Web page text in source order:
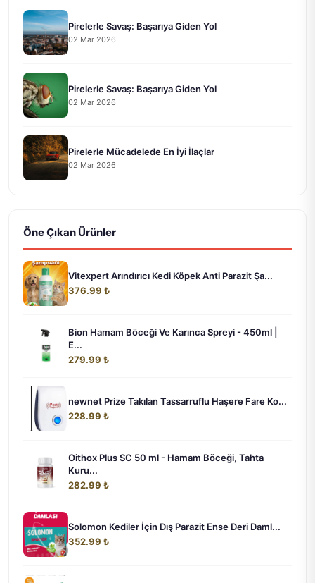
Pirelerle Savaş: Başarıya Giden Yol
02 Mar 2026
Pirelerle Savaş: Başarıya Giden Yol
02 Mar 2026
Pirelerle Mücadelede En İyi İlaçlar
02 Mar 2026
Öne Çıkan Ürünler
Vitexpert Arındırıcı Kedi Köpek Anti Parazit Şa...
376.99 ₺
Bion Hamam Böceği Ve Karınca Spreyi - 450ml |
E...
279.99 ₺
newnet Prize Takılan Tassarruflu Haşere Fare Ko...
228.99 ₺
Oithox Plus SC 50 ml - Hamam Böceği, Tahta
Kuru...
282.99 ₺
Solomon Kediler İçin Dış Parazit Ense Deri Daml...
352.99 ₺